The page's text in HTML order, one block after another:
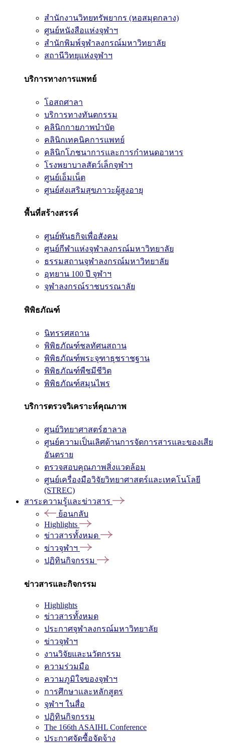
สำนักงานวิทยทรัพยากร (หอสมุดกลาง)
ศูนย์หนังสือแห่งจุฬาฯ
สำนักพิมพ์จุฬาลงกรณ์มหาวิทยาลัย
สถานีวิทยุแห่งจุฬาฯ
บริการทางการแพทย์
โอสถศาลา
บริการทางทันตกรรม
คลินิกกายภาพบำบัด
คลินิกเทคนิคการแพทย์
คลินิกโภชนาการและการกำหนดอาหาร
โรงพยาบาลสัตว์เล็กจุฬาฯ
ศูนย์เอ็มเน็ต
ศูนย์ส่งเสริมสุขภาวะผู้สูงอายุ
พื้นที่สร้างสรรค์
ศูนย์พันธกิจเพื่อสังคม
ศูนย์กีฬาแห่งจุฬาลงกรณ์มหาวิทยาลัย
ธรรมสถานจุฬาลงกรณ์มหาวิทยาลัย
อุทยาน 100 ปี จุฬาฯ
จุฬาลงกรณ์ราชบรรณาลัย
พิพิธภัณฑ์
นิทรรศสถาน
พิพิธภัณฑ์ชลทัศนสถาน
พิพิธภัณฑ์พระจุฑาธุชราชฐาน
พิพิธภัณฑ์พืชมีชีวิต
พิพิธภัณฑ์สมุนไพร
บริการตรวจวิเคราะห์คุณภาพ
ศูนย์วิทยาศาสตร์ฮาลาล
ศูนย์ความเป็นเลิศด้านการจัดการสารและของเสีย
อันตราย
ตรวจสอบคุณภาพสิ่งแวดล้อม
ศูนย์เครื่องมือวิจัยวิทยาศาสตร์และเทคโนโลยี
(STREC)
สาระความรู้และข่าวสาร
ย้อนกลับ
Highlights
ข่าวสารทั้งหมด
ข่าวจุฬาฯ
ปฏิทินกิจกรรม
ข่าวสารและกิจกรรม
Highlights
ข่าวสารทั้งหมด
ประกาศจุฬาลงกรณ์มหาวิทยาลัย
ข่าวจุฬาฯ
งานวิจัยและนวัตกรรม
ความร่วมมือ
ความภูมิใจของจุฬาฯ
การศึกษาและหลักสูตร
จุฬาฯ ในสื่อ
ปฏิทินกิจกรรม
The 166th ASAIHL Conference
ประกาศจัดซื้อจัดจ้าง